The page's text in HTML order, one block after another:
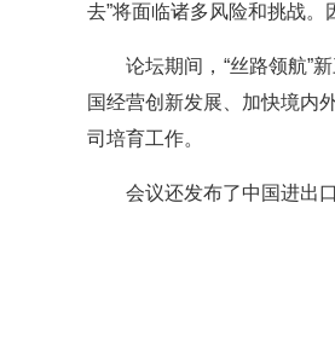
去”将面临诸多风险和挑战。
论坛期间，“丝路领航”
国经营创新发展、加快境内
司培育工作。
会议还发布了中国进出